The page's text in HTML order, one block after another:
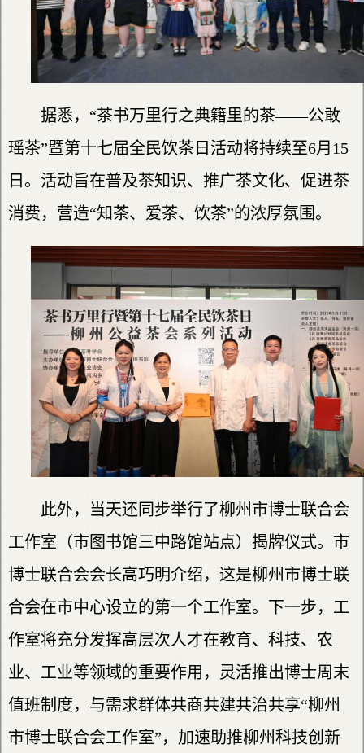
据悉，“茶书万里行之典籍里的茶——公敢
瑶茶”暨第十七届全民饮茶日活动将持续至6月15
日。活动旨在普及茶知识、推广茶文化、促进茶
消费，营造“知茶、爱茶、饮茶”的浓厚氛围。
此外，当天还同步举行了柳州市博士联合会
工作室（市图书馆三中路馆站点）揭牌仪式。市
博士联合会会长高巧明介绍，这是柳州市博士联
合会在市中心设立的第一个工作室。下一步，工
作室将充分发挥高层次人才在教育、科技、农
业、工业等领域的重要作用，灵活推出博士周末
值班制度，与需求群体共商共建共治共享“柳州
市博士联合会工作室”，加速助推柳州科技创新